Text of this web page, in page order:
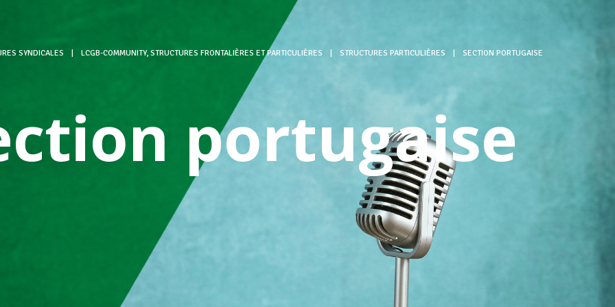
SYNDICALES LCGB-COMMUNITY, STRUCTURES FRONTALIÈRES ET PARTICULIÈRES STRUCTURES PARTICULIÈRES SECTION PORTUGAISE
portugaise